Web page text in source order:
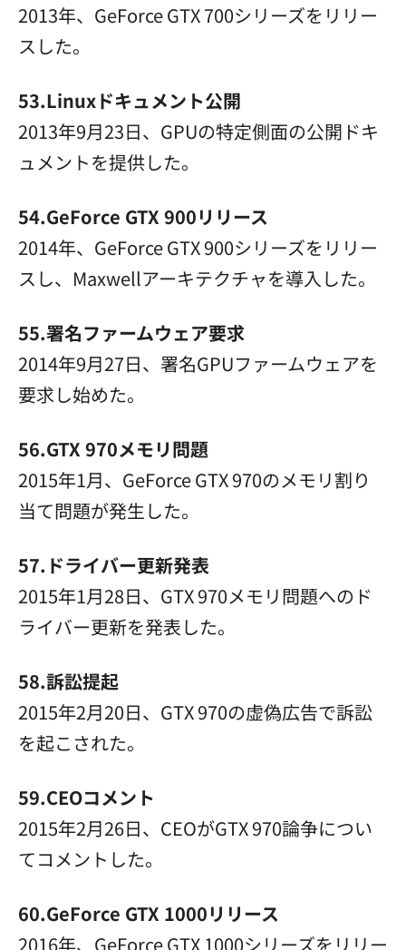
2013年、GeForce GTX 700シリーズをリリー
スした。
53.Linuxドキュメント公開
2013年9月23日、GPUの特定側面の公開ドキ
ュメントを提供した。
54.GeForce GTX 900リリース
2014年、GeForce GTX 900シリーズをリリー
スし、Maxwellアーキテクチャを導入した。
55.署名ファームウェア要求
2014年9月27日、署名GPUファームウェアを
要求し始めた。
56.GTX 970メモリ問題
2015年1月、GeForce GTX 970のメモリ割り
当て問題が発生した。
57.ドライバー更新発表
2015年1月28日、GTX 970メモリ問題へのド
ライバー更新を発表した。
58.訴訟提起
2015年2月20日、GTX 970の虚偽広告で訴訟
を起こされた。
59.CEOコメント
2015年2月26日、CEOがGTX 970論争につい
てコメントした。
60.GeForce GTX 1000リリース
2016年、GeForce GTX 1000シリーズをリリー